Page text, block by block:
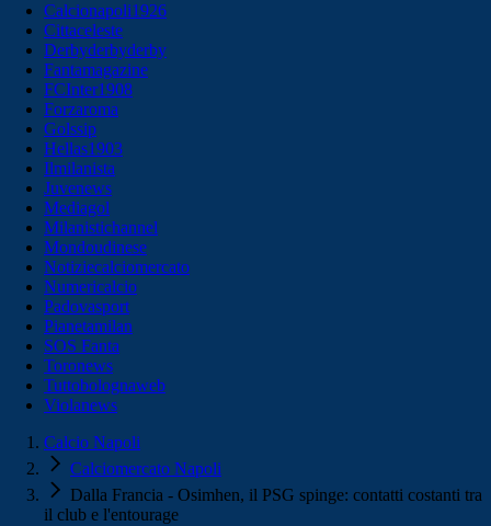
Calcionapoli1926
Cittaceleste
Derbyderbyderby
Fantamagazine
FCInter1908
Forzaroma
Golssip
Hellas1903
Ilmilanista
Juvenews
Mediagol
Milanistichannel
Mondoudinese
Notiziecalciomercato
Numericalcio
Padovasport
Pianetamilan
SOS Fanta
Toronews
Tuttobolognaweb
Violanews
Calcio Napoli
Calciomercato Napoli
Dalla Francia - Osimhen, il PSG spinge: contatti costanti tra
il club e l'entourage